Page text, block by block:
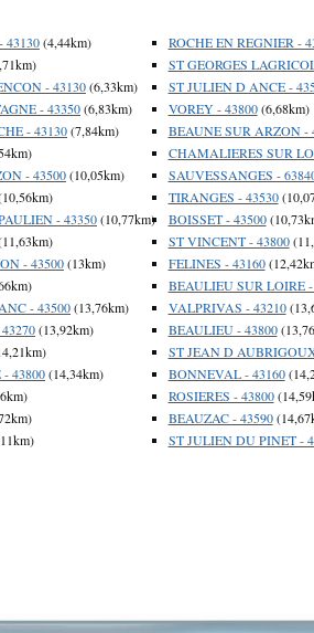
43130(4,44km)
- 43130(6,33km)
- 43350(6,83km)
- 43130(7,84km)
- 43500(10,05km)
- 43350(10,77km)
- 43500(13km)
- 43500(13,76km)
(13,92km)
43800(14,34km)
ROCHE EN REGNIER -
ST GEORGES
ST JULIEN D ANCE -
VOREY - 43800(6,68km)
BEAUNE SUR ARZON -
CHAMALIERES SUR
SAUVESSANGES -
TIRANGES - 43530
BOISSET - 43500
ST VINCENT - 43800
FELINES - 43160
BEAULIEU SUR LOIRE -
VALPRIVAS - 43210
BEAULIEU - 43800
ST JEAN D
BONNEVAL - 43160
ROSIERES - 43800
BEAUZAC - 43590
ST JULIEN DU PINET -